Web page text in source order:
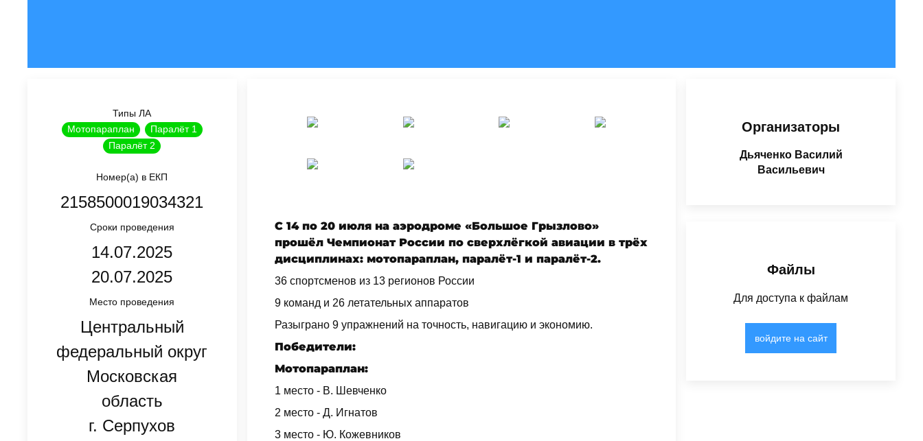
Типы ЛА
Мотопараплан
Паралёт 1
Паралёт 2
Номер(а) в ЕКП
2158500019034321
Сроки проведения
14.07.2025
20.07.2025
Место проведения
Центральный
федеральный округ
Московская
область
г. Серпухов
С 14 по 20 июля на аэродроме «Большое Грызлово»
прошёл Чемпионат России по сверхлёгкой авиации в трёх
дисциплинах: мотопараплан, паралёт-1 и паралёт-2.
36 спортсменов из 13 регионов России
9 команд и 26 летательных аппаратов
Разыграно 9 упражнений на точность, навигацию и экономию.
Победители:
Мотопараплан:
1 место - В. Шевченко
2 место - Д. Игнатов
3 место - Ю. Кожевников
Организаторы
Дьяченко Василий
Васильевич
Файлы
Для доступа к файлам
войдите на сайт